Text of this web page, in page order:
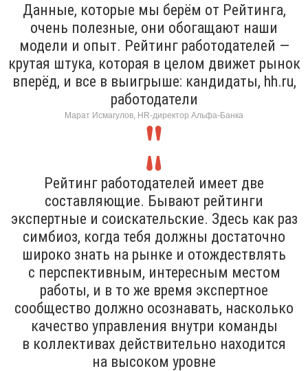
Данные, которые мы берём от Рейтинга,
очень полезные, они обогащают наши
модели и опыт. Рейтинг работодателей —
крутая штука, которая в целом движет рынок
вперёд, и все в выигрыше: кандидаты, hh.ru,
работодатели
Марат Исмагулов, HR-директор Альфа-Банка
Рейтинг работодателей имеет две
составляющие. Бывают рейтинги
экспертные и соискательские. Здесь как раз
симбиоз, когда тебя должны достаточно
широко знать на рынке и отождествлять
с перспективным, интересным местом
работы, и в то же время экспертное
сообщество должно осознавать, насколько
качество управления внутри команды
в коллективах действительно находится
на высоком уровне